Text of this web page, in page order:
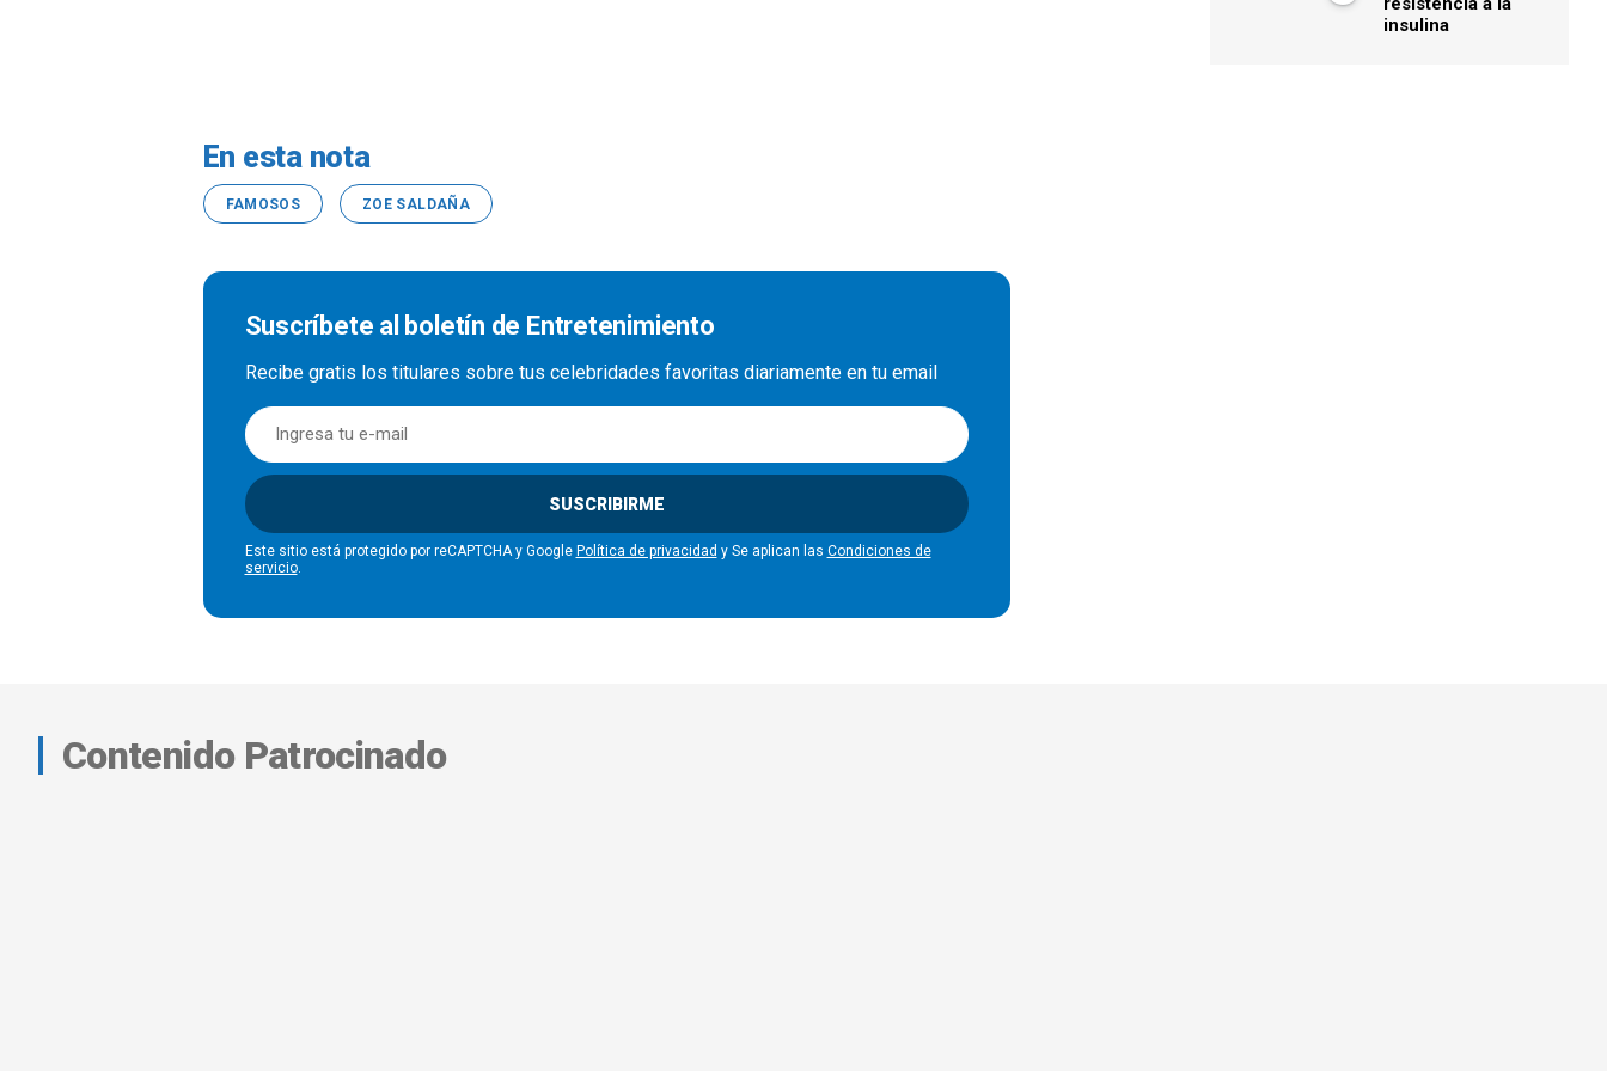
En esta nota
FAMOSOS ZOE SALDAÑA
Suscríbete al boletín de Entretenimiento
Recibe gratis los titulares sobre tus celebridades favoritas diariamente en tu email
SUSCRIBIRME
Este sitio está protegido por reCAPTCHA y Google Política de privacidad y Se aplican las Condiciones de
servicio.
insulina
Contenido Patrocinado